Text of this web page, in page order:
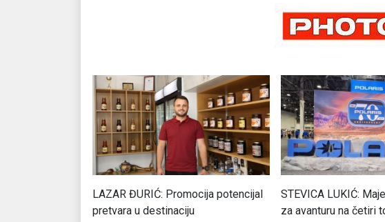
LAZAR ĐURIĆ: Promocija potencijal
pretvara u destinaciju
STEVICA LUKIĆ:
za avanturu na četiri